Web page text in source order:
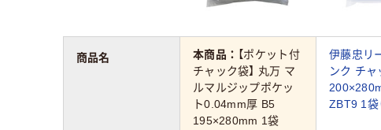
本商品： 【ポケット付
チャック袋】 丸万 マ
ルマルジップポケッ
ト0.04mm厚 B5
195×280mm 1袋
伊藤忠リ
ンク チ
ZBT9 1袋
商品名